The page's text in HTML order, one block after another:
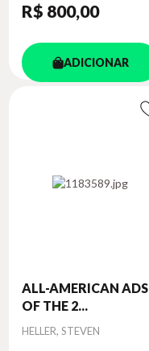
R$ 800,00
ADICIONAR
ALL-AMERICAN ADS
OF THE 2...
Autor
HELLER, STEVEN